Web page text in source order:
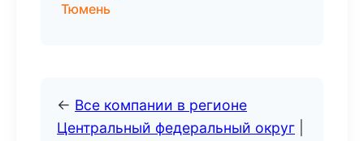
Тюмень
← Все компании в регионе
Центральный федеральный округ